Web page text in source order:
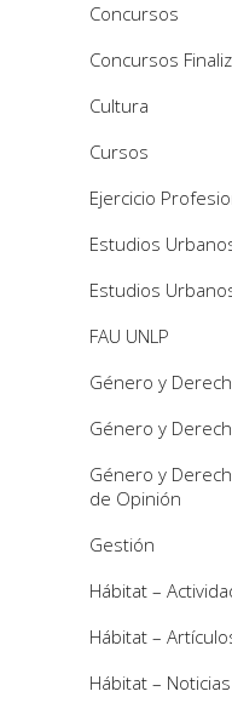
Concursos
Concursos
Cultura
Cursos
Ejercicio
Estudios
Estudios
FAU UNLP
Género y
Género y
Género y
de Opinión
Gestión
Hábitat –
Hábitat –
Hábitat – Noticias